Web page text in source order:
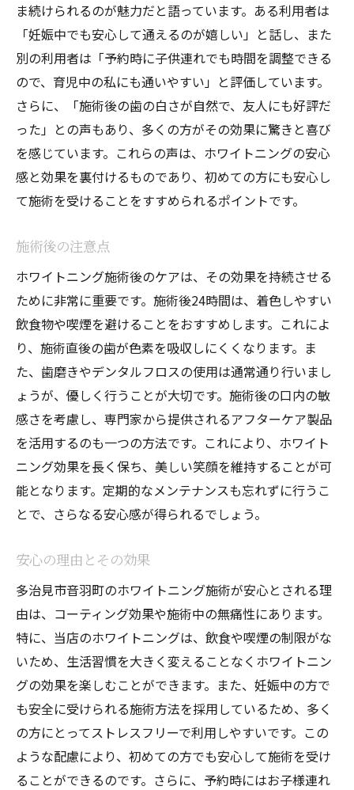
ま続けられるのが魅力だと語っています。ある利用者は
「妊娠中でも安心して通えるのが嬉しい」と話し、また
別の利用者は「予約時に子供連れでも時間を調整できる
ので、育児中の私にも通いやすい」と評価しています。
さらに、「施術後の歯の白さが自然で、友人にも好評だ
った」との声もあり、多くの方がその効果に驚きと喜び
を感じています。これらの声は、ホワイトニングの安心
感と効果を裏付けるものであり、初めての方にも安心し
て施術を受けることをすすめられるポイントです。
施術後の注意点
ホワイトニング施術後のケアは、その効果を持続させる
ために非常に重要です。施術後24時間は、着色しやすい
飲食物や喫煙を避けることをおすすめします。これによ
り、施術直後の歯が色素を吸収しにくくなります。ま
た、歯磨きやデンタルフロスの使用は通常通り行いまし
ょうが、優しく行うことが大切です。施術後の口内の敏
感さを考慮し、専門家から提供されるアフターケア製品
を活用するのも一つの方法です。これにより、ホワイト
ニング効果を長く保ち、美しい笑顔を維持することが可
能となります。定期的なメンテナンスも忘れずに行うこ
とで、さらなる安心感が得られるでしょう。
安心の理由とその効果
多治見市音羽町のホワイトニング施術が安心とされる理
由は、コーティング効果や施術中の無痛性にあります。
特に、当店のホワイトニングは、飲食や喫煙の制限がな
いため、生活習慣を大きく変えることなくホワイトニン
グの効果を楽しむことができます。また、妊娠中の方で
も安全に受けられる施術方法を採用しているため、多く
の方にとってストレスフリーで利用しやすいです。この
ような配慮により、初めての方でも安心して施術を受け
ることができるのです。さらに、予約時にはお子様連れ